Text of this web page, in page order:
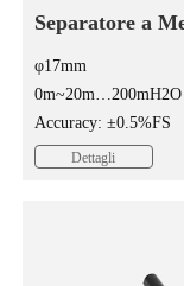
Separatore a
φ17mm
0m~20m…200mH2O
Accuracy: ±0.5%FS
Dettagli